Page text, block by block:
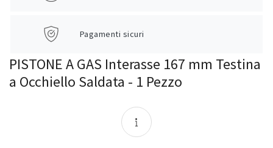
Pagamenti sicuri
PISTONE A GAS Interasse 167 mm Testina
a Occhiello Saldata - 1 Pezzo